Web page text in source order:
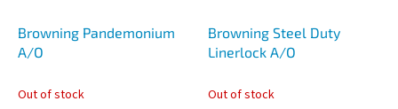
Browning Pandemonium
A/O
Out of stock
Browning Steel Duty
Linerlock A/O
Out of stock